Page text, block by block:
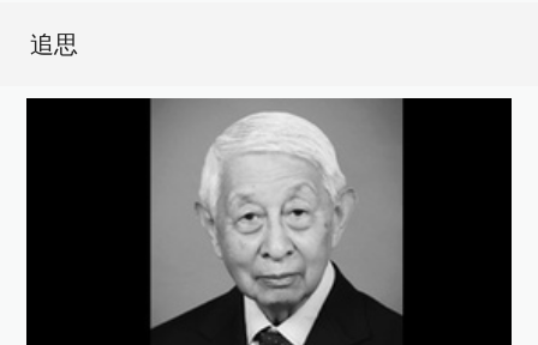
追思